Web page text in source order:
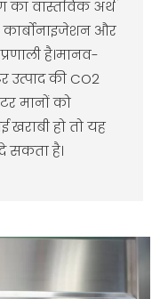
का वास्तविक अर्थ
कार्बोनाइजेशन और
है।मानव-
की CO2
मानों को
हो तो यह
सकता है।